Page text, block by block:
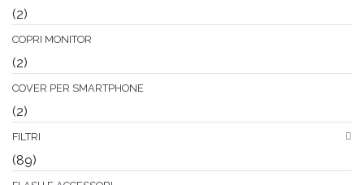
(2)
COPRI MONITOR
(2)
COVER PER SMARTPHONE
(2)
FILTRI
(89)